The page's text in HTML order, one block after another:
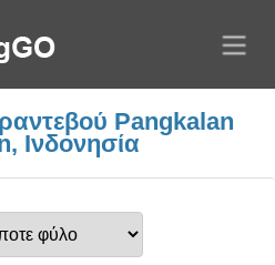
Pangkalan
Ινδονησία